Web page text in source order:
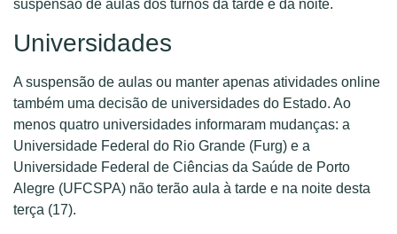
suspensão de aulas dos turnos da tarde e da noite.
Universidades
A suspensão de aulas ou manter apenas atividades online
também uma decisão de universidades do Estado. Ao
menos quatro universidades informaram mudanças: a
Universidade Federal do Rio Grande (Furg) e a
Universidade Federal de Ciências da Saúde de Porto
Alegre (UFCSPA) não terão aula à tarde e na noite desta
terça (17).